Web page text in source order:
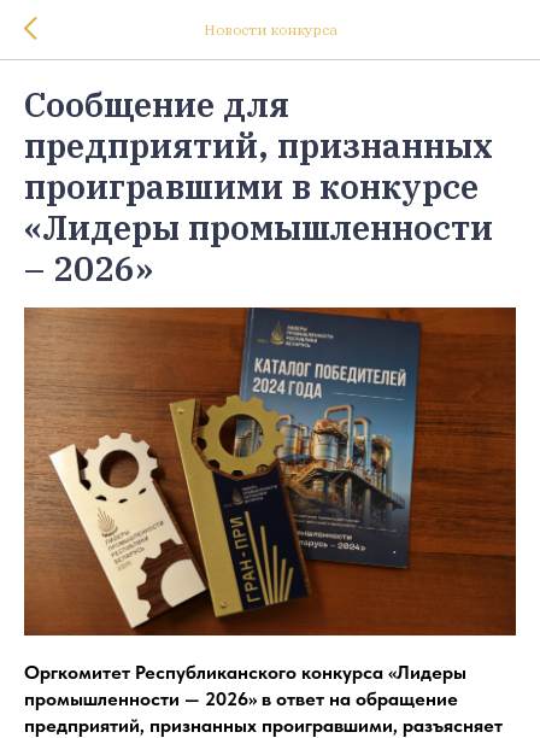
Новости конкурса
Сообщение для
предприятий, признанных
проигравшими в конкурсе
«Лидеры промышленности
– 2026»
Оргкомитет Республиканского конкурса «Лидеры
промышленности — 2026» в ответ на обращение
предприятий, признанных проигравшими, разъясняет